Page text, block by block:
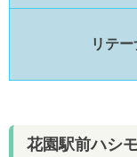
リテ
花園駅前ハシ